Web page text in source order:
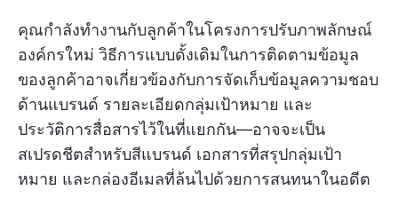
คุณกำลังทำงานกับลูกค้าในโครงการปรับภาพลักษณ์
องค์กรใหม่ วิธีการแบบดั้งเดิมในการติดตามข้อมูล
ของลูกค้าอาจเกี่ยวข้องกับการจัดเก็บข้อมูลความชอบ
ด้านแบรนด์ รายละเอียดกลุ่มเป้าหมาย และ
ประวัติการสื่อสารไว้ในที่แยกกัน—อาจจะเป็น
สเปรดชีตสำหรับสีแบรนด์ เอกสารที่สรุปกลุ่มเป้า
หมาย และกล่องอีเมลที่ล้นไปด้วยการสนทนาในอดีต